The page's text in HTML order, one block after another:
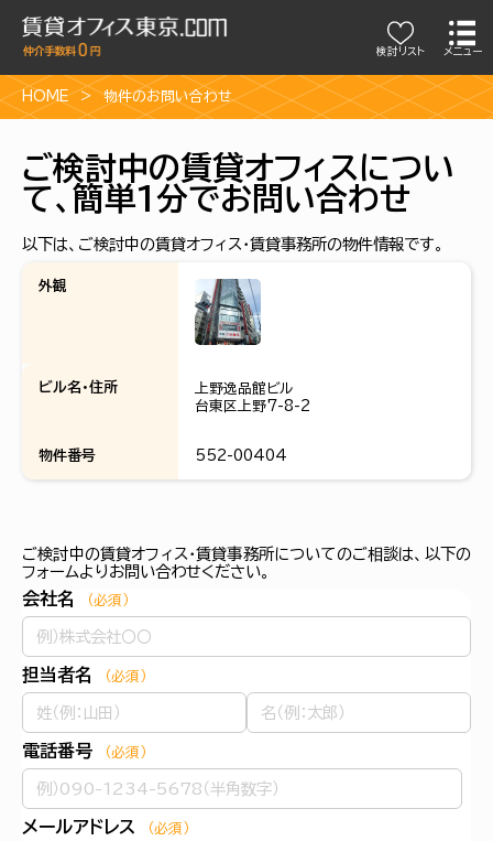
検討リスト メニュー
HOME 物件のお問い合わせ
ご検討中の賃貸オフィスについ
て、簡単1分でお問い合わせ
以下は、ご検討中の賃貸オフィス・賃貸事務所の物件情報です。
外観
ビル名・住所
上野逸品館ビル
台東区上野7-8-2
物件番号 552-00404
ご検討中の賃貸オフィス・賃貸事務所についてのご相談は、以下の
フォームよりお問い合わせください。
会社名 （必須）
担当者名 （必須）
電話番号 （必須）
メールアドレス （必須）